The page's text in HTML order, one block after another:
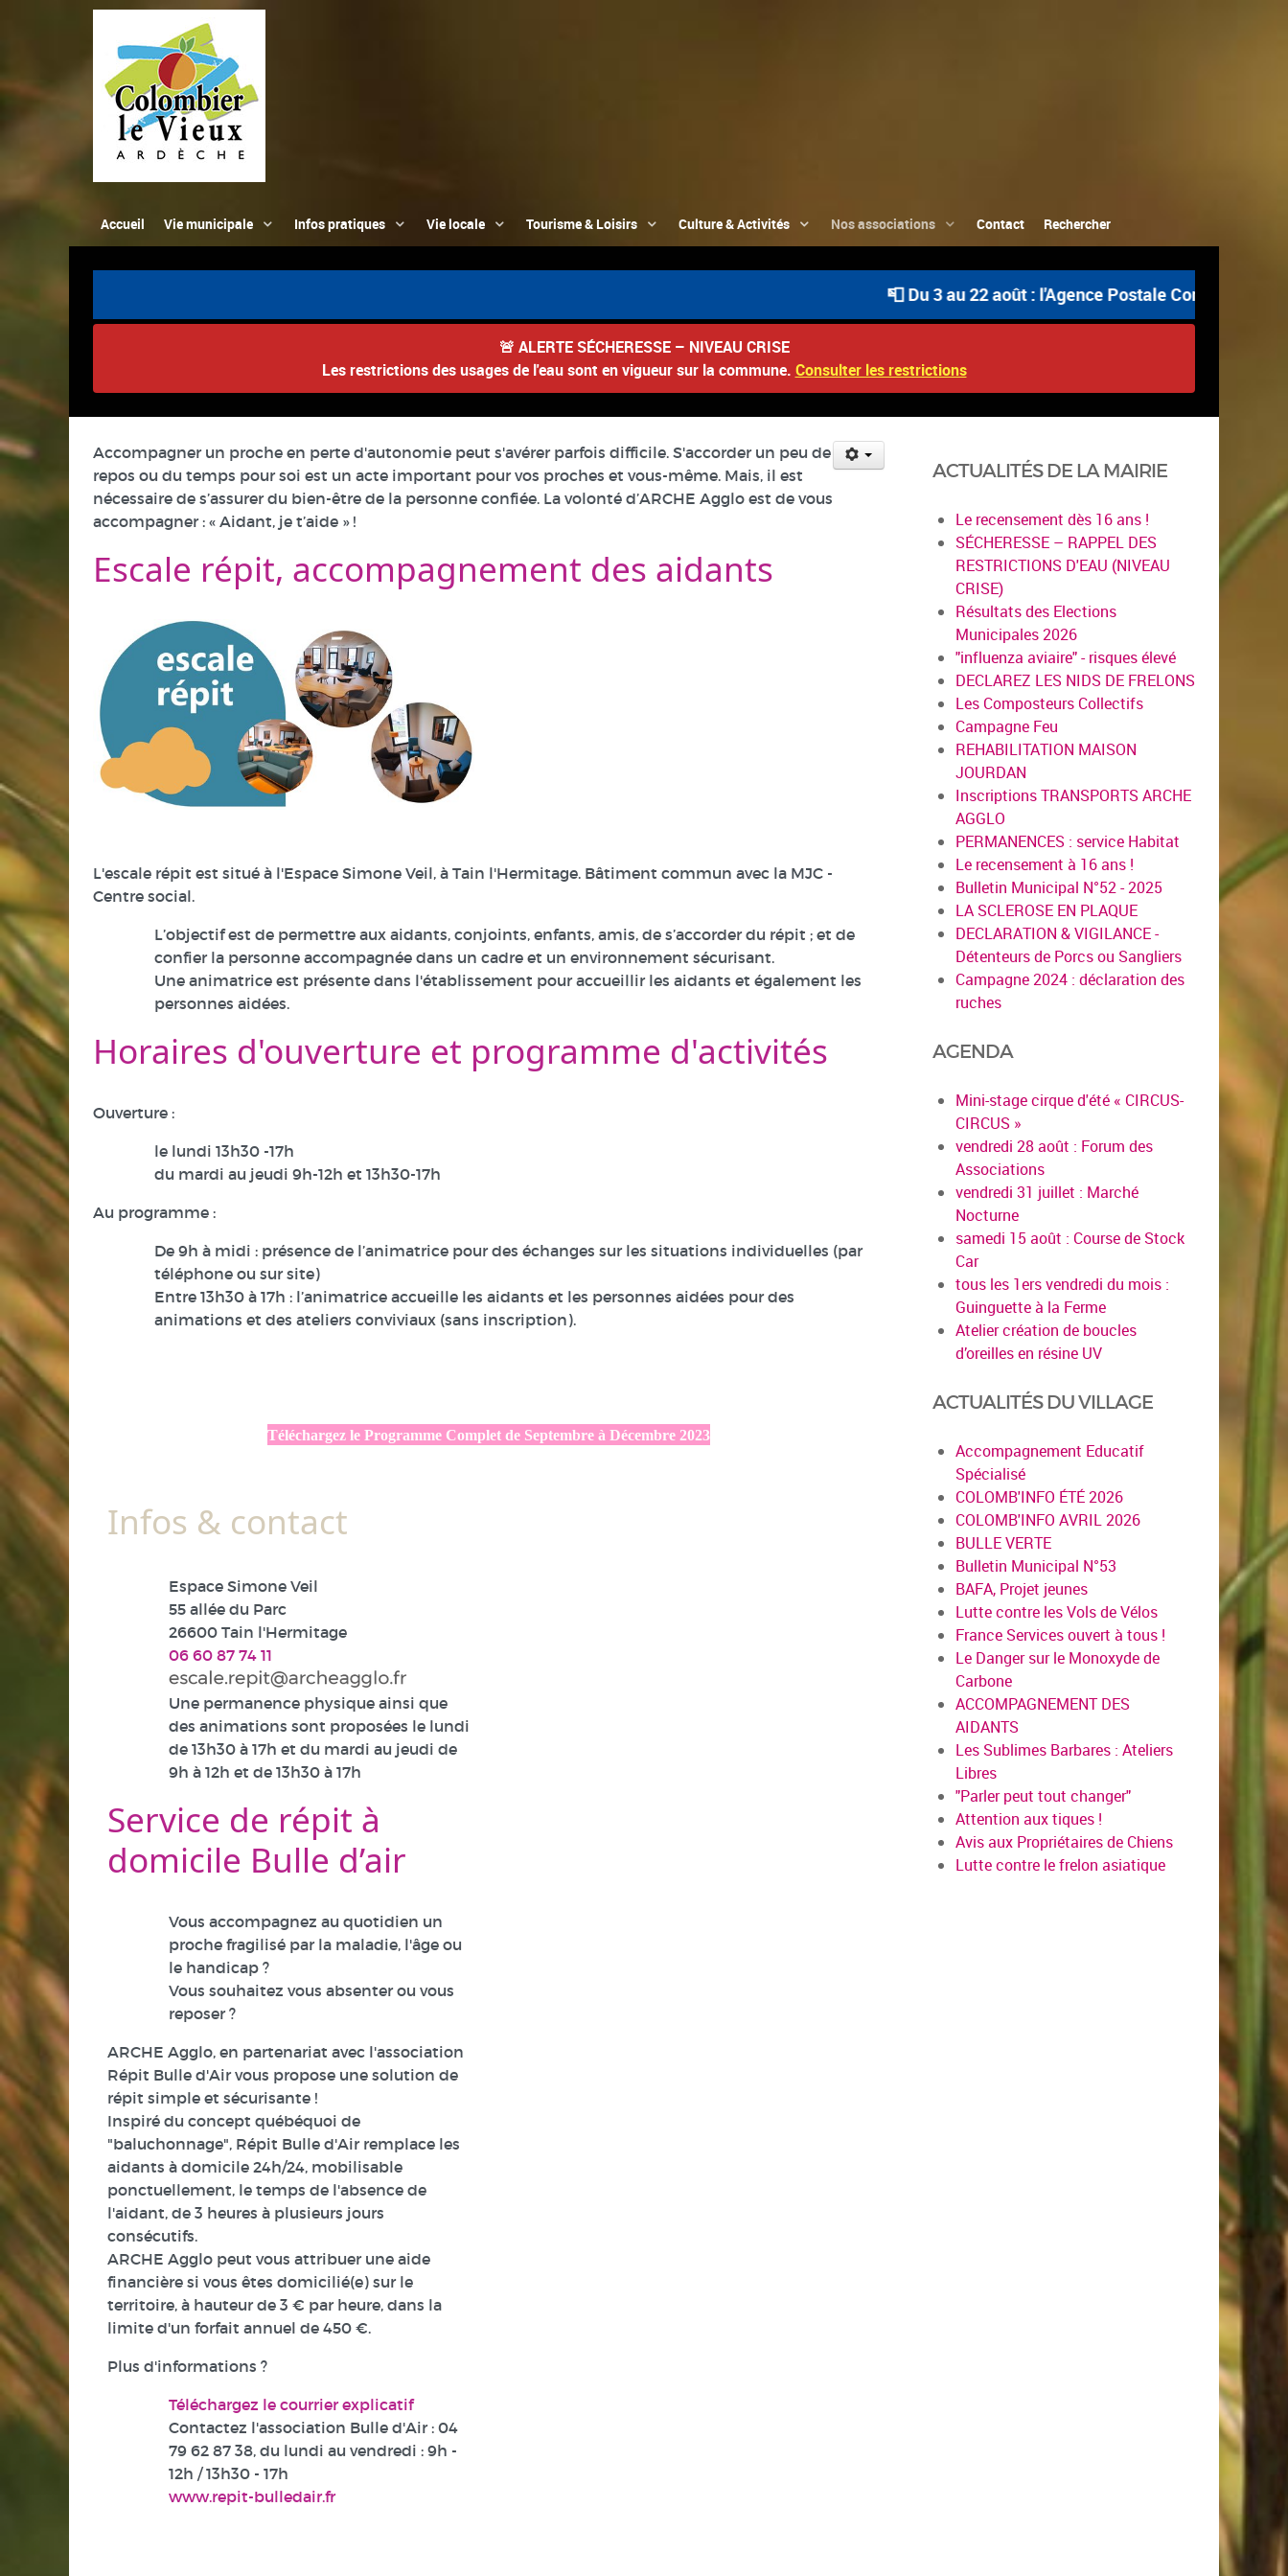
Accueil Vie municipale Infos pratiques Vie locale Tourisme & Loisirs Culture & Activités Nos associations Contact Rechercher
📮 Du 3 au 22 août : l'Agence Postale Communale est
🚨 ALERTE SÉCHERESSE – NIVEAU CRISE
Les restrictions des usages de l'eau sont en vigueur sur la commune. Consulter les restrictions
Accompagner un proche en perte d'autonomie peut s'avérer parfois difficile. S'accorder un peu de
repos ou du temps pour soi est un acte important pour vos proches et vous-même. Mais, il est
nécessaire de s’assurer du bien-être de la personne confiée. La volonté d’ARCHE Agglo est de vous
accompagner : « Aidant, je t’aide » !
Escale répit, accompagnement des aidants
L'escale répit est situé à l'Espace Simone Veil, à Tain l'Hermitage. Bâtiment commun avec la MJC -
Centre social.
L’objectif est de permettre aux aidants, conjoints, enfants, amis, de s’accorder du répit ; et de
confier la personne accompagnée dans un cadre et un environnement sécurisant.
Une animatrice est présente dans l'établissement pour accueillir les aidants et également les
personnes aidées.
Horaires d'ouverture et programme d'activités
Ouverture :
le lundi 13h30 -17h
du mardi au jeudi 9h-12h et 13h30-17h
Au programme :
De 9h à midi : présence de l’animatrice pour des échanges sur les situations individuelles (par
téléphone ou sur site)
Entre 13h30 à 17h : l’animatrice accueille les aidants et les personnes aidées pour des
animations et des ateliers conviviaux (sans inscription).
Téléchargez le Programme Complet de Septembre à Décembre 2023
Infos & contact
Espace Simone Veil
55 allée du Parc
26600 Tain l'Hermitage
06 60 87 74 11
Une permanence physique ainsi que
des animations sont proposées le lundi
de 13h30 à 17h et du mardi au jeudi de
9h à 12h et de 13h30 à 17h
Service de répit à
domicile Bulle d’air
Vous accompagnez au quotidien un
proche fragilisé par la maladie, l'âge ou
le handicap ?
Vous souhaitez vous absenter ou vous
reposer ?
ARCHE Agglo, en partenariat avec l'association
Répit Bulle d'Air vous propose une solution de
répit simple et sécurisante !
Inspiré du concept québéquoi de
"baluchonnage", Répit Bulle d'Air remplace les
aidants à domicile 24h/24, mobilisable
ponctuellement, le temps de l'absence de
l'aidant, de 3 heures à plusieurs jours
consécutifs.
ARCHE Agglo peut vous attribuer une aide
financière si vous êtes domicilié(e) sur le
territoire, à hauteur de 3 € par heure, dans la
limite d'un forfait annuel de 450 €.
Plus d'informations ?
Téléchargez le courrier explicatif
Contactez l'association Bulle d'Air : 04
79 62 87 38, du lundi au vendredi : 9h -
12h / 13h30 - 17h
www.repit-bulledair.fr
ACTUALITÉS DE LA MAIRIE
Le recensement dès 16 ans !
SÉCHERESSE – RAPPEL DES
RESTRICTIONS D'EAU (NIVEAU
CRISE)
Résultats des Elections
Municipales 2026
"influenza aviaire" - risques élevé
DECLAREZ LES NIDS DE FRELONS
Les Composteurs Collectifs
Campagne Feu
REHABILITATION MAISON
JOURDAN
Inscriptions TRANSPORTS ARCHE
AGGLO
PERMANENCES : service Habitat
Le recensement à 16 ans !
Bulletin Municipal N°52 - 2025
LA SCLEROSE EN PLAQUE
DECLARATION & VIGILANCE -
Détenteurs de Porcs ou Sangliers
Campagne 2024 : déclaration des
ruches
AGENDA
Mini-stage cirque d'été « CIRCUS-
CIRCUS »
vendredi 28 août : Forum des
Associations
vendredi 31 juillet : Marché
Nocturne
samedi 15 août : Course de Stock
Car
tous les 1ers vendredi du mois :
Guinguette à la Ferme
Atelier création de boucles
d’oreilles en résine UV
ACTUALITÉS DU VILLAGE
Accompagnement Educatif
Spécialisé
COLOMB'INFO ÉTÉ 2026
COLOMB'INFO AVRIL 2026
BULLE VERTE
Bulletin Municipal N°53
BAFA, Projet jeunes
Lutte contre les Vols de Vélos
France Services ouvert à tous !
Le Danger sur le Monoxyde de
Carbone
ACCOMPAGNEMENT DES
AIDANTS
Les Sublimes Barbares : Ateliers
Libres
"Parler peut tout changer"
Attention aux tiques !
Avis aux Propriétaires de Chiens
Lutte contre le frelon asiatique